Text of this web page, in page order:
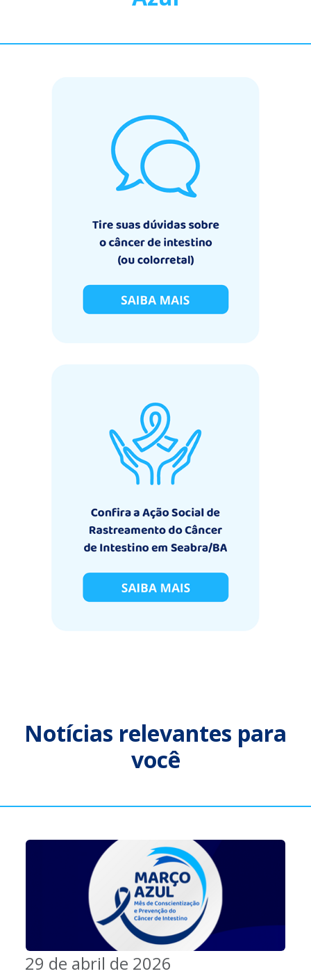
Notícias relevantes para
você
29 de abril de 2026